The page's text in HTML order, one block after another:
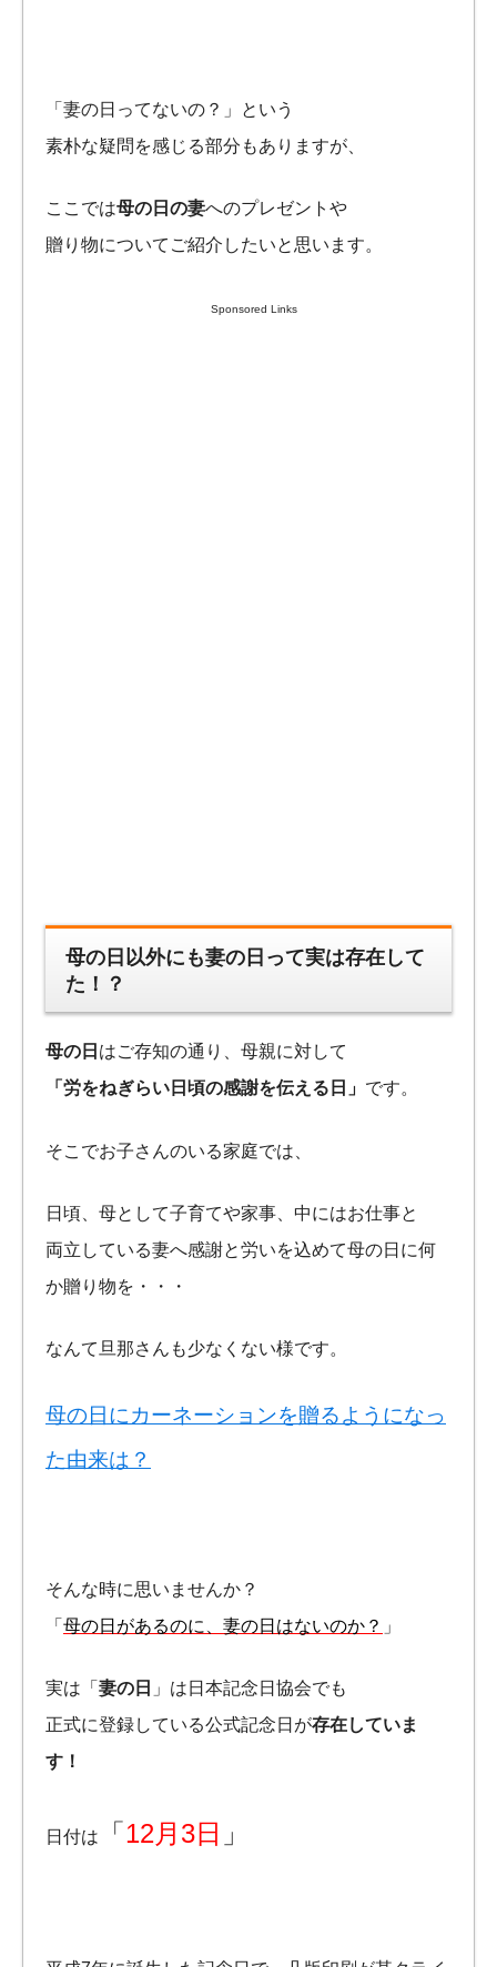
「妻の日ってないの？」という
素朴な疑問を感じる部分もありますが、
ここでは母の日の妻へのプレゼントや
贈り物についてご紹介したいと思います。
Sponsored Links
母の日以外にも妻の日って実は存在して
た！？
母の日 はご存知の通り、母親に対して
「労をねぎらい日頃の感謝を伝える日」 です。
そこでお子さんのいる家庭では、
日頃、母として子育てや家事、中にはお仕事と
両立している妻へ感謝と労いを込めて母の日に何
か贈り物を・・・
なんて旦那さんも少なくない様です。
母の日にカーネーションを贈るようになっ
た由来は？
そんな時に思いませんか？
「 母の日があるのに、妻の日はないのか？ 」
実は「 妻の日 」は日本記念日協会でも
正式に登録している公式記念日が存在していま
す！
日付は 「 12月3日 」